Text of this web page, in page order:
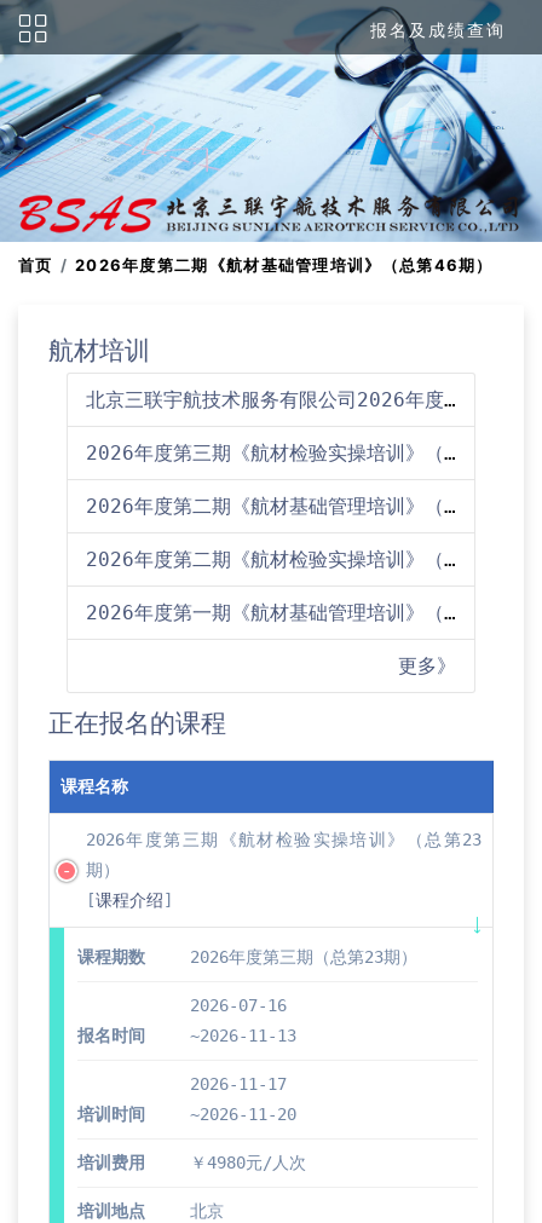
报名及成绩查询
首页 2026年度第二期《航材基础管理培训》（总第46期）
航材培训
北京三联宇航技术服务有限公司2026年度培训计划
2026年度第三期《航材检验实操培训》（总第23期）培训通知
2026年度第二期《航材基础管理培训》（总第46期）培训通知
2026年度第二期《航材检验实操培训》（总第22期）培训通知
2026年度第一期《航材基础管理培训》（总第45期）培训通知
更多》
正在报名的课程
课程名称
2026年度第三期《航材检验实操培训》（总第23
期）
[课程介绍]
课程期数 2026年度第三期（总第23期）
报名时间
2026-07-16
~2026-11-13
培训时间
2026-11-17
~2026-11-20
培训费用 ￥4980元/人次
培训地点 北京